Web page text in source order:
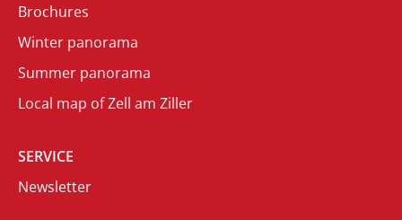
Brochures
Winter panorama
Summer panorama
Local map of Zell am Ziller
SERVICE
Newsletter